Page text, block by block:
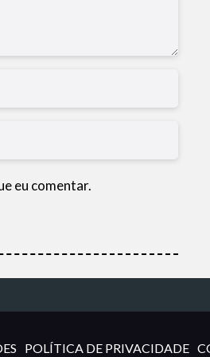
eu comentar.
POLÍTICA DE PRIVACIDADE